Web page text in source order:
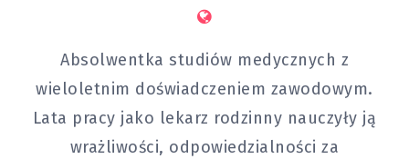
Absolwentka studiów medycznych z
wieloletnim doświadczeniem zawodowym.
Lata pracy jako lekarz rodzinny nauczyły ją
wrażliwości, odpowiedzialności za